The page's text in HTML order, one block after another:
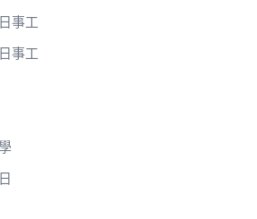
事工
事工